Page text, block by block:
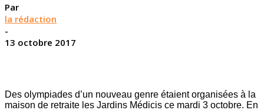
Par
la rédaction
-
13 octobre 2017
Des olympiades d’un nouveau genre étaient organisées à la
maison de retraite les Jardins Médicis ce mardi 3 octobre. En